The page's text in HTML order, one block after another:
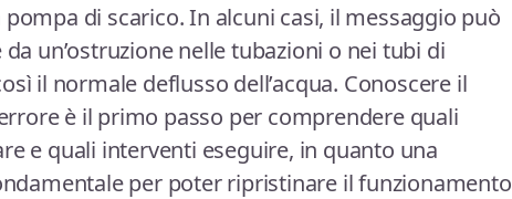
di scarico. In alcuni casi, il messaggio può
un’ostruzione nelle tubazioni o nei tubi di
il normale deflusso dell’acqua. Conoscere il
è il primo passo per comprendere quali
e quali interventi eseguire, in quanto una
per poter ripristinare il funzionamento